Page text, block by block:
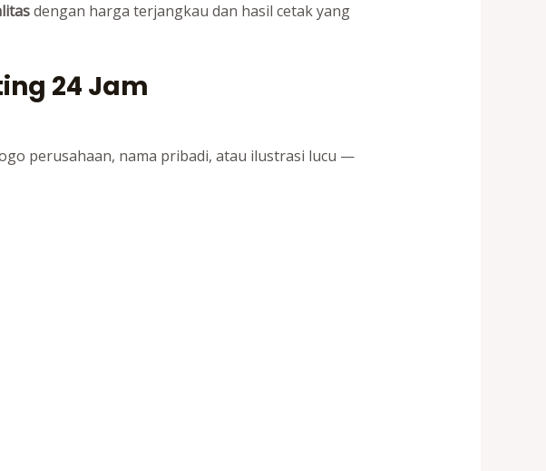
dengan harga terjangkau dan hasil cetak yang
24 Jam
perusahaan, nama pribadi, atau ilustrasi lucu —